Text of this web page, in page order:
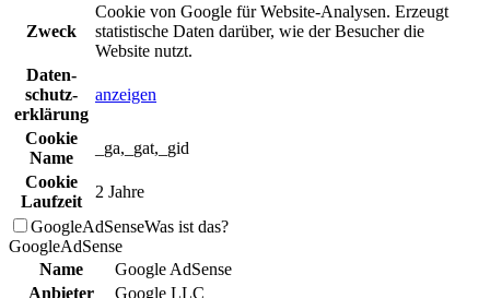
Zweck
Cookie von Google für Website-Analysen. Erzeugt
statistische Daten darüber, wie der Besucher die
Website nutzt.
Daten­
schutz­
erklä­rung
anzeigen
Cookie
Name
_ga,_gat,_gid
Cookie
Laufzeit
2 Jahre
GoogleAdSenseWas ist das?
GoogleAdSense
Name
Google AdSense
Anbieter
Google LLC